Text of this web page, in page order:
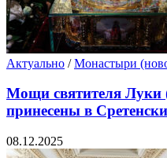
Актуально /Монастыри
Мощи святителя Луки
принесены в
08.12.2025